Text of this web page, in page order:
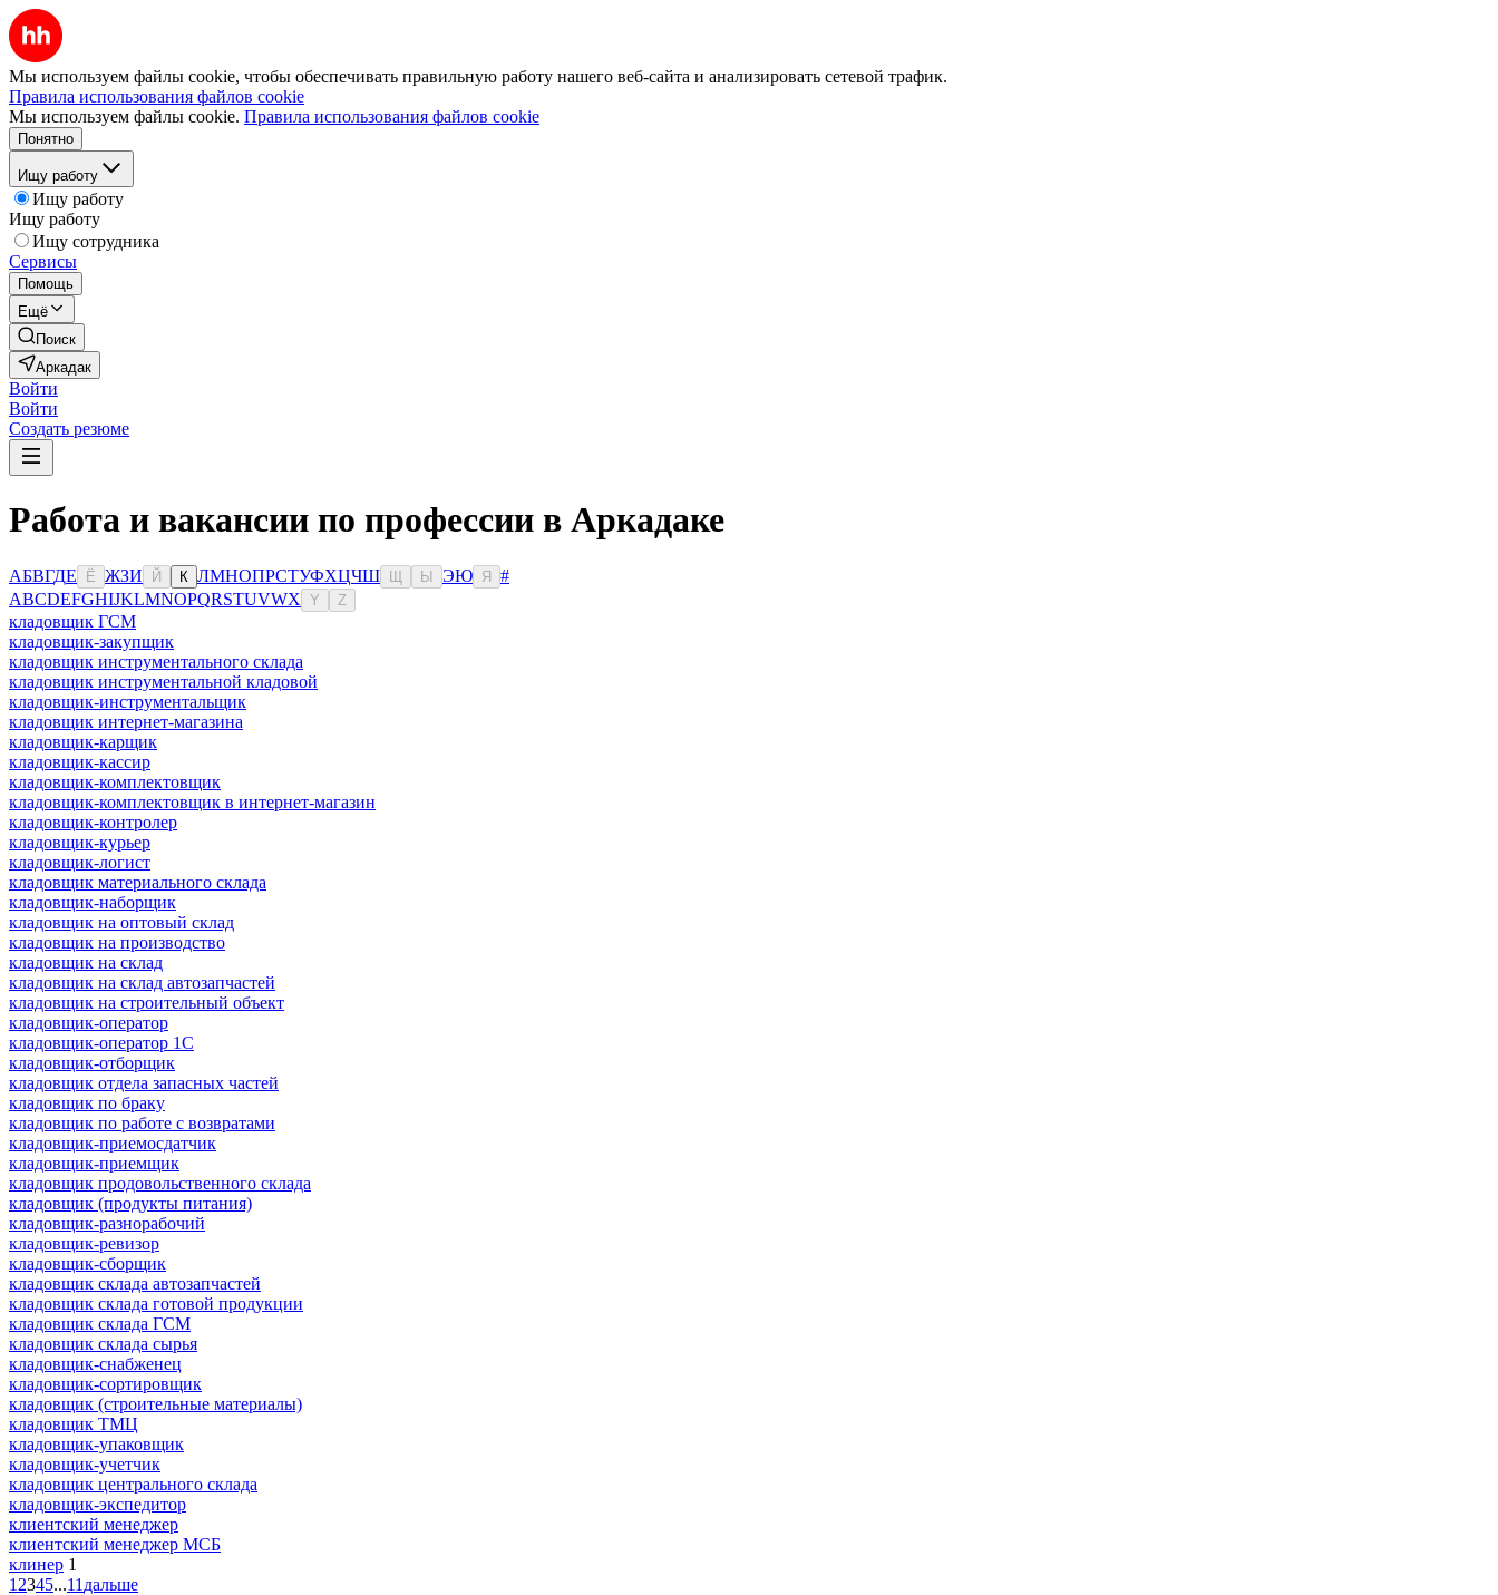
Мы используем файлы cookie, чтобы обеспечивать правильную работу нашего веб-сайта и анализировать сетевой трафик.
Правила использования файлов cookie
Мы используем файлы cookie. Правила использования файлов cookie
Понятно
Ищу работу
Ищу работу
Ищу работу
Ищу сотрудника
Сервисы
Помощь
Ещё
Поиск
Аркадак
Войти
Войти
Создать резюме
Работа и вакансии по профессии в Аркадаке
АБВГДЕ Ё ЖЗИ Й К ЛМНОПРСТУФХЦЧШ Ы ЭЮ Я
#
ABCDEFGHIJKLMNOPQRSTUVWX Y Z
кладовщик ГСМ
кладовщик-закупщик
кладовщик инструментального склада
кладовщик инструментальной кладовой
кладовщик-инструментальщик
кладовщик интернет-магазина
кладовщик-карщик
кладовщик-кассир
кладовщик-комплектовщик
кладовщик-комплектовщик в интернет-магазин
кладовщик-контролер
кладовщик-курьер
кладовщик-логист
кладовщик материального склада
кладовщик-наборщик
кладовщик на оптовый склад
кладовщик на производство
кладовщик на склад
кладовщик на склад автозапчастей
кладовщик на строительный объект
кладовщик-оператор
кладовщик-оператор 1С
кладовщик-отборщик
кладовщик отдела запасных частей
кладовщик по браку
кладовщик по работе с возвратами
кладовщик-приемосдатчик
кладовщик-приемщик
кладовщик продовольственного склада
кладовщик (продукты питания)
кладовщик-разнорабочий
кладовщик-ревизор
кладовщик-сборщик
кладовщик склада автозапчастей
кладовщик склада готовой продукции
кладовщик склада ГСМ
кладовщик склада сырья
кладовщик-снабженец
кладовщик-сортировщик
кладовщик (строительные материалы)
кладовщик ТМЦ
кладовщик-упаковщик
кладовщик-учетчик
кладовщик центрального склада
кладовщик-экспедитор
клиентский менеджер
клиентский менеджер МСБ
клинер 1
1 2345...11 дальше